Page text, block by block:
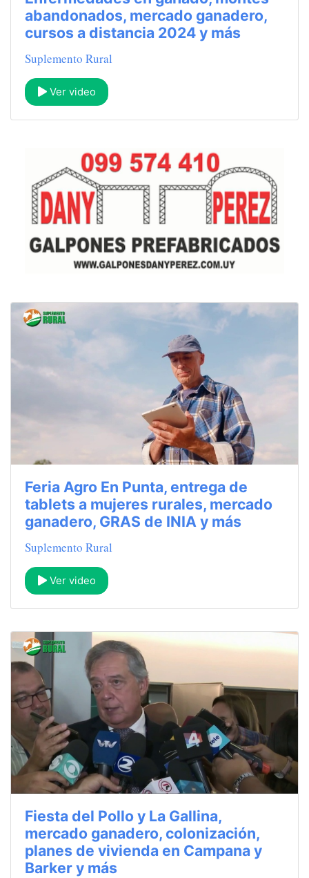
abandonados, mercado ganadero,
cursos a distancia 2024 y más
Suplemento Rural
Ver video
Feria Agro En Punta, entrega de
tablets a mujeres rurales, mercado
ganadero, GRAS de INIA y más
Suplemento Rural
Ver video
Fiesta del Pollo y La Gallina,
mercado ganadero, colonización,
planes de vivienda en Campana y
Barker y más